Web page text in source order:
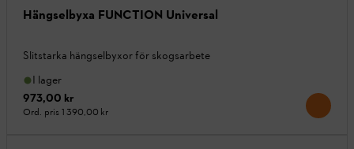
Hängselbyxa FUNCTION Universal
Slitstarka hängselbyxor för skogsarbete
I lager
973,00 kr
Ord. pris 1 390,00 kr